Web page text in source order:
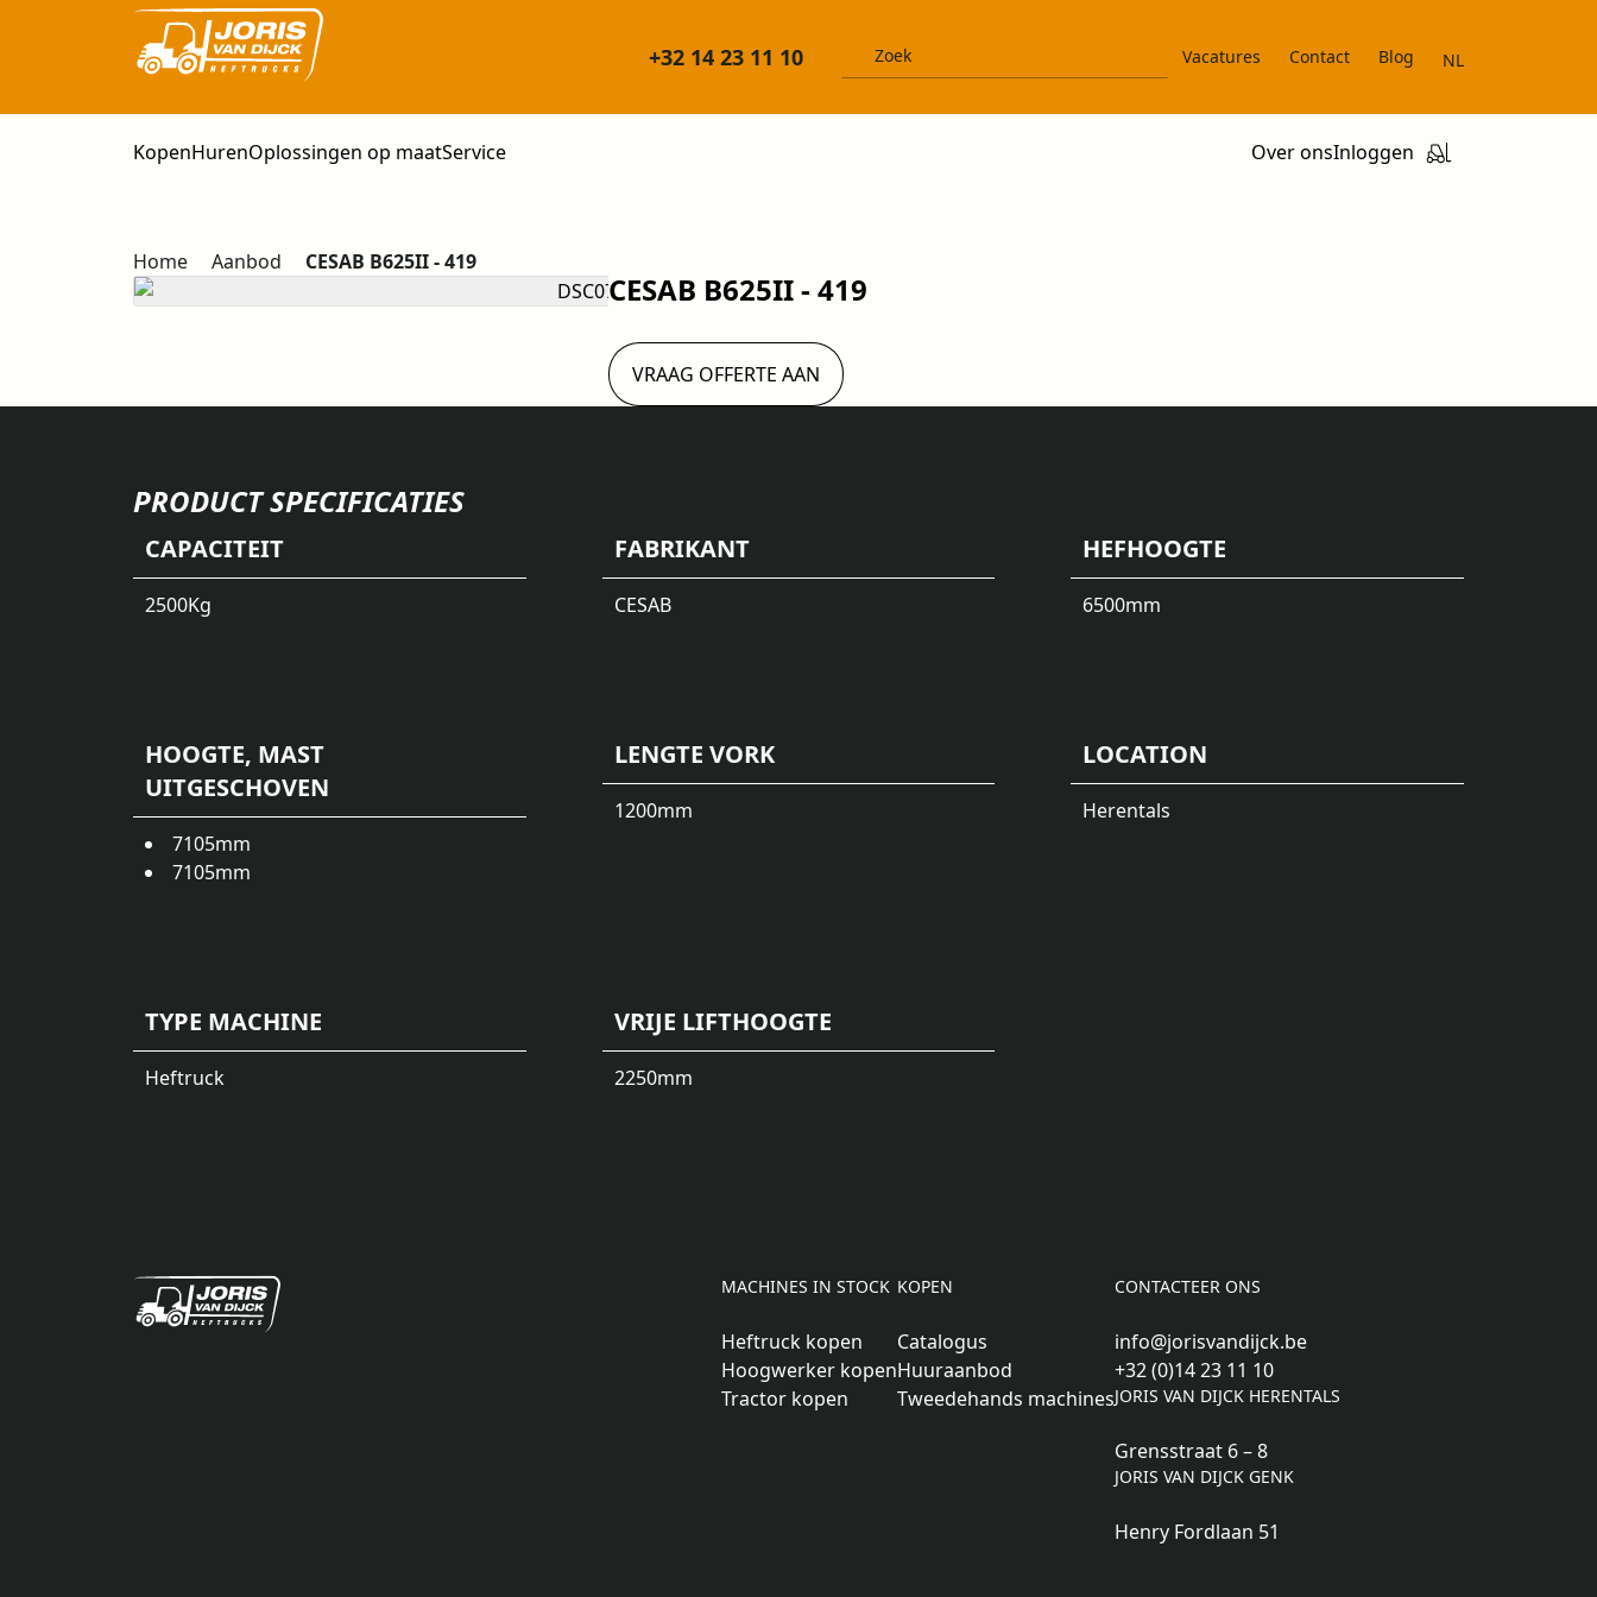
+32 14 23 11 10 Vacatures Contact Blog NL
KopenHurenOplossingen op maatService Over onsInloggen
Home Aanbod CESAB B625II - 419
CESAB B625II - 419
VRAAG OFFERTE AAN
PRODUCT SPECIFICATIES
CAPACITEIT
2500Kg
FABRIKANT
CESAB
HEFHOOGTE
6500mm
HOOGTE, MAST
UITGESCHOVEN
7105mm
7105mm
LENGTE VORK
1200mm
LOCATION
Herentals
TYPE MACHINE
Heftruck
VRIJE LIFTHOOGTE
2250mm
MACHINES IN STOCK
Heftruck kopen
Hoogwerker kopen
Tractor kopen
KOPEN
Catalogus
Huuraanbod
Tweedehands machines
CONTACTEER ONS
info@jorisvandijck.be
+32 (0)14 23 11 10
JORIS VAN DIJCK HERENTALS
Grensstraat 6 – 8
JORIS VAN DIJCK GENK
Henry Fordlaan 51